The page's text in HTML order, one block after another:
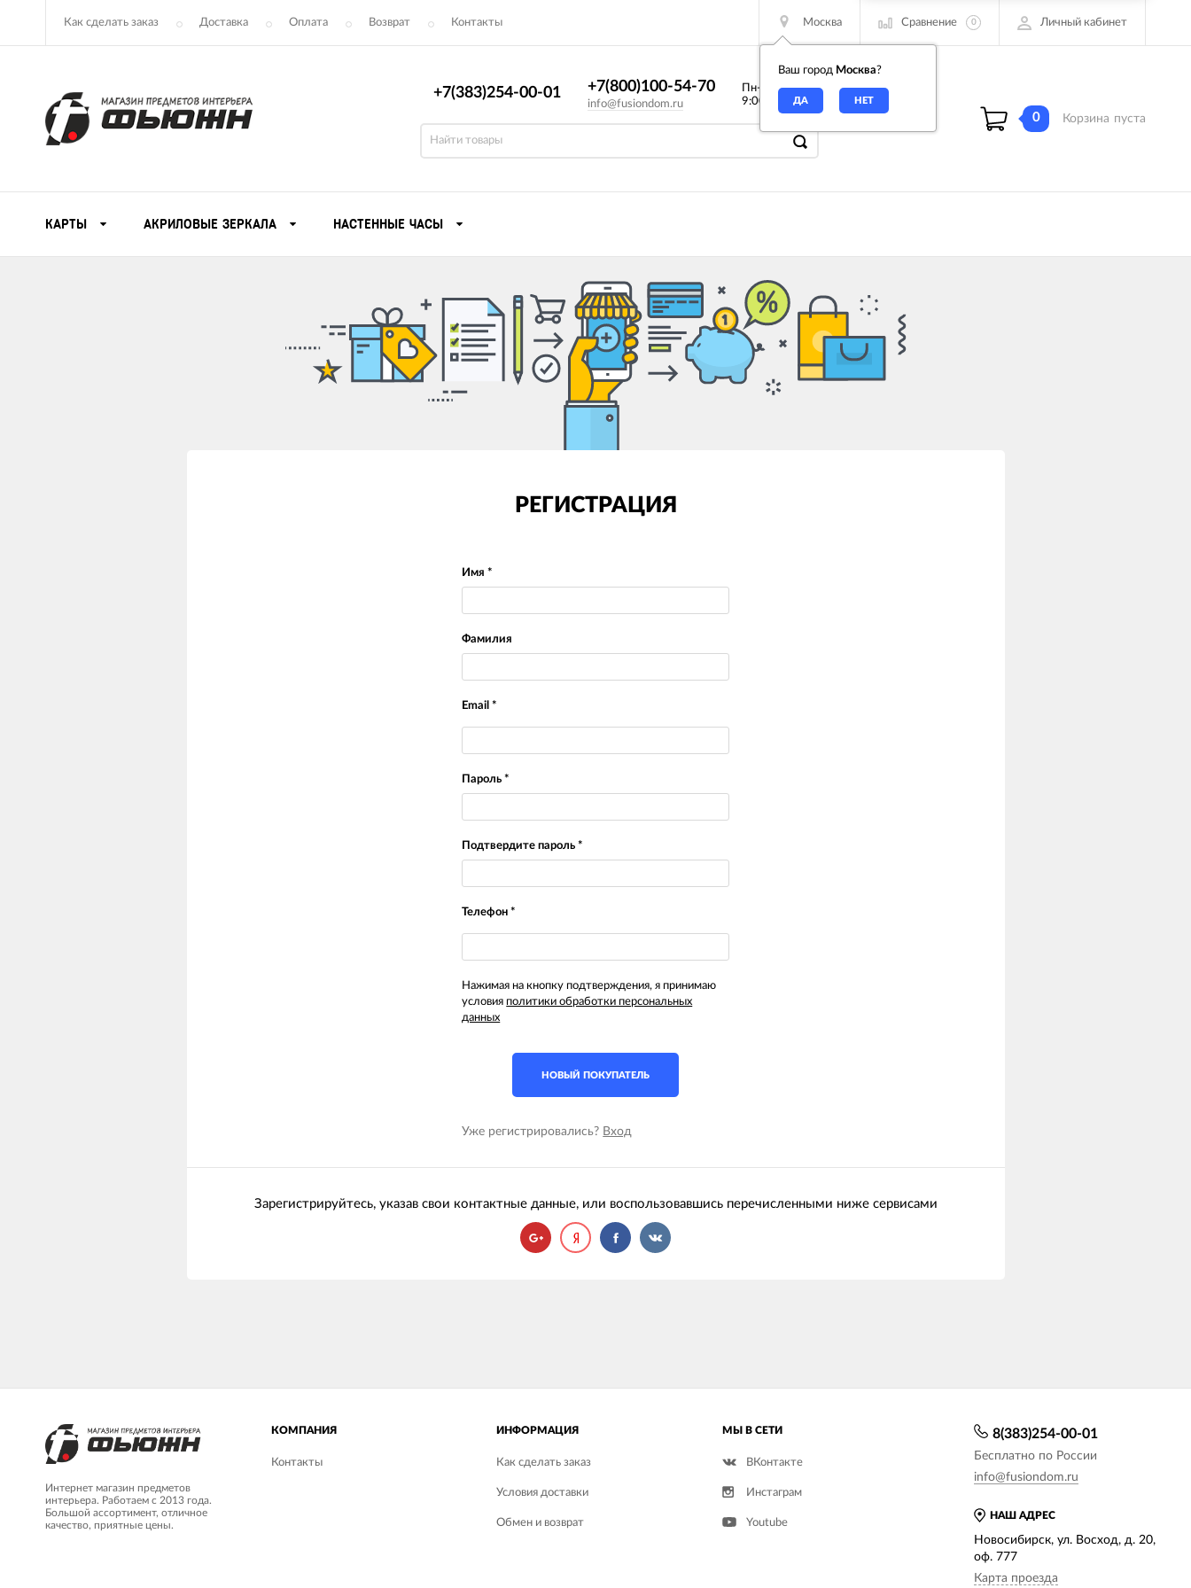
Как сделать заказ Доставка Оплата Возврат Контакты Москва
Ваш город Москва?
Сравнение 0 Личный кабинет
+7(383)254-00-01 +7(800)100-54-70
info@fusiondom.ru
Пн-Вс
9:00—23:00
0 Корзина пуста
КАРТЫ АКРИЛОВЫЕ ЗЕРКАЛА НАСТЕННЫЕ ЧАСЫ
РЕГИСТРАЦИЯ
Имя *
Фамилия
Email *
Пароль *
Подтвердите пароль *
Телефон *
Нажимая на кнопку подтверждения, я принимаю
условия политики обработки персональных
данных
Уже регистрировались? Вход
Зарегистрируйтесь, указав свои контактные данные, или воспользовавшись перечисленными ниже сервисами
Интернет магазин предметов
интерьера. Работаем с 2013 года.
Большой ассортимент, отличное
качество, приятные цены.
КОМПАНИЯ
Контакты
ИНФОРМАЦИЯ
Как сделать заказ
Условия доставки
Обмен и возврат
МЫ В СЕТИ
ВКонтакте
Инстаграм
Youtube
НАШ АДРЕС
Новосибирск, ул. Восход, д. 20,
оф. 777
Карта проезда
8(383)254-00-01
Бесплатно по России
info@fusiondom.ru